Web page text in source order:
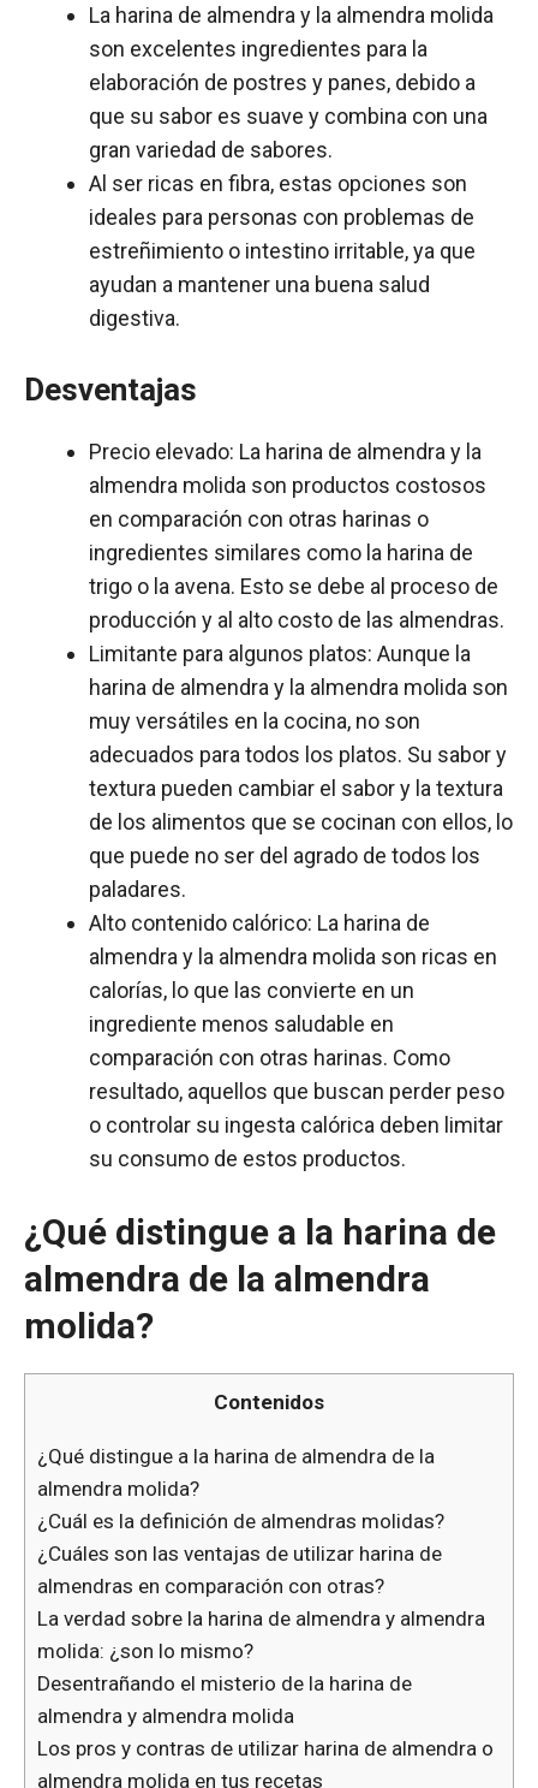
La harina de almendra y la almendra molida
son excelentes ingredientes para la
elaboración de postres y panes, debido a
que su sabor es suave y combina con una
gran variedad de sabores.
Al ser ricas en fibra, estas opciones son
ideales para personas con problemas de
estreñimiento o intestino irritable, ya que
ayudan a mantener una buena salud
digestiva.
Desventajas
Precio elevado: La harina de almendra y la
almendra molida son productos costosos
en comparación con otras harinas o
ingredientes similares como la harina de
trigo o la avena. Esto se debe al proceso de
producción y al alto costo de las almendras.
Limitante para algunos platos: Aunque la
harina de almendra y la almendra molida son
muy versátiles en la cocina, no son
adecuados para todos los platos. Su sabor y
textura pueden cambiar el sabor y la textura
de los alimentos que se cocinan con ellos, lo
que puede no ser del agrado de todos los
paladares.
Alto contenido calórico: La harina de
almendra y la almendra molida son ricas en
calorías, lo que las convierte en un
ingrediente menos saludable en
comparación con otras harinas. Como
resultado, aquellos que buscan perder peso
o controlar su ingesta calórica deben limitar
su consumo de estos productos.
¿Qué distingue a la harina de
almendra de la almendra
molida?
Contenidos
¿Qué distingue a la harina de almendra de la
almendra molida?
¿Cuál es la definición de almendras molidas?
¿Cuáles son las ventajas de utilizar harina de
almendras en comparación con otras?
La verdad sobre la harina de almendra y almendra
molida: ¿son lo mismo?
Desentrañando el misterio de la harina de
almendra y almendra molida
Los pros y contras de utilizar harina de almendra o
almendra molida en tus recetas